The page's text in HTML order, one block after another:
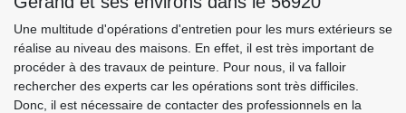
Une multitude d'opérations d'entretien pour les murs extérieurs se
réalise au niveau des maisons. En effet, il est très important de
procéder à des travaux de peinture. Pour nous, il va falloir
rechercher des experts car les opérations sont très difficiles.
Donc, il est nécessaire de contacter des professionnels en la